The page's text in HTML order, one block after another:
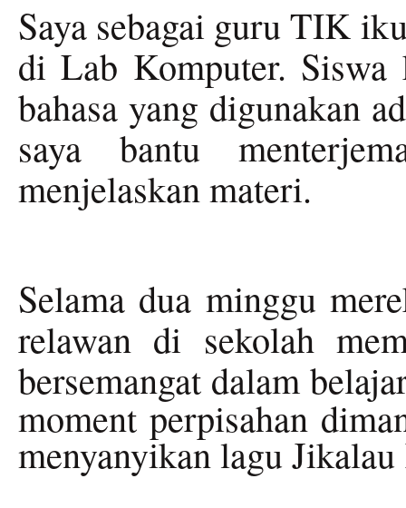
Saya sebagai guru TIK
di Lab Komputer. Siswa
bahasa yang digunakan
saya bantu
menjelaskan materi.
Selama dua minggu
relawan di sekolah
bersemangat dalam
moment perpisahan
menyanyikan lagu